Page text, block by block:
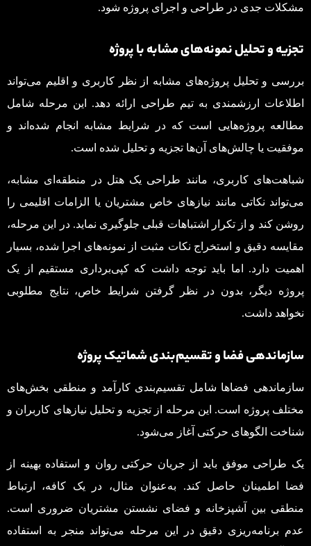
مشکلات جدی در طراحی و اجرای پروژه شود.
تجزیه و تحلیل نمونه‌های مشابه با پروژه
بررسی و تحلیل پروژه‌های مشابه از نظر کاربری و اقلیم می‌تواند
اطلاعات ارزشمندی به تیم طراحی ارائه دهد. این مرحله شامل
مطالعه پروژه‌هایی است که در شرایط مشابه انجام شده‌اند و
موفقیت یا چالش‌های آن‌ها تجزیه و تحلیل شده است.
شباهت‌های کاربری، مانند طراحی یک هتل در منطقه‌ای مشابه،
می‌تواند نکاتی مانند نیازهای خاص مشتریان یا الزامات اقلیمی را
روشن کند و از تکرار اشتباهات قبلی جلوگیری نماید. در این مرحله،
مقایسه دقیق و استخراج نکات مثبت از نمونه‌های اجرا شده، بسیار
اهمیت دارد. اما باید توجه داشت که کپی‌برداری مستقیم از یک
پروژه دیگر، بدون در نظر گرفتن شرایط خاص، نتایج مطلوبی
نخواهد داشت.
سازماندهی فضا و تقسیم‌بندی شماتیک پروژه
سازماندهی فضاها شامل تقسیم‌بندی کارآمد و منطقی بخش‌های
مختلف پروژه است. این مرحله از تجزیه و تحلیل نیازهای کاربران و
شناخت الگوهای حرکتی آغاز می‌شود.
یک طراحی موفق باید از جریان حرکتی روان و استفاده بهینه از
فضا اطمینان حاصل کند. به‌عنوان مثال، در یک کافه، ارتباط
منطقی بین آشپزخانه و فضای نشستن مشتریان ضروری است.
عدم برنامه‌ریزی دقیق در این مرحله می‌تواند منجر به استفاده